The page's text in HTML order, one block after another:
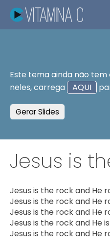
Este tema ainda não tem
neles, carrega
AQUI
Gerar Slides
Jesus is
Jesus is the rock and He
Jesus is the rock and He
Jesus is the rock and He
Jesus is the rock and He
Jesus is the rock and He